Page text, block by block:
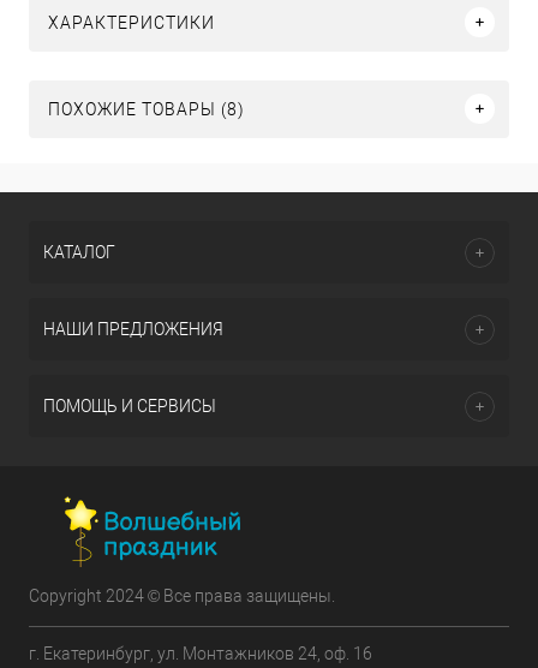
ХАРАКТЕРИСТИКИ
ПОХОЖИЕ ТОВАРЫ (8)
КАТАЛОГ
НАШИ ПРЕДЛОЖЕНИЯ
ПОМОЩЬ И СЕРВИСЫ
Copyright 2024 © Все права защищены.
г. Екатеринбург, ул. Монтажников 24, оф. 16